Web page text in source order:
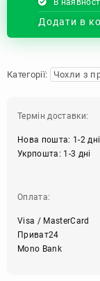
В наявності
Додати в
Категорії: Чохли з
Термін доставки:
Нова пошта: 1-2 дні
Укрпошта: 1-3 дні
Оплата:
Visa / MasterCard
Приват24
Mono Bank